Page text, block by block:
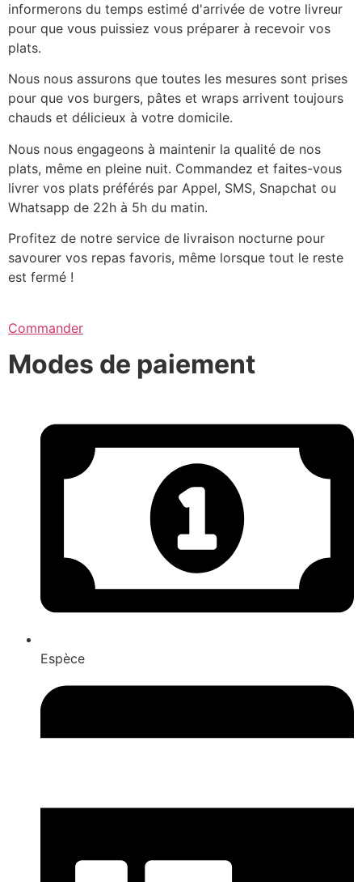
informerons du temps estimé d'arrivée de votre livreur
pour que vous puissiez vous préparer à recevoir vos
plats.
Nous nous assurons que toutes les mesures sont prises
pour que vos burgers, pâtes et wraps arrivent toujours
chauds et délicieux à votre domicile.
Nous nous engageons à maintenir la qualité de nos
plats, même en pleine nuit. Commandez et faites-vous
livrer vos plats préférés par Appel, SMS, Snapchat ou
Whatsapp de 22h à 5h du matin.
Profitez de notre service de livraison nocturne pour
savourer vos repas favoris, même lorsque tout le reste
est fermé !
Commander
Modes de paiement
Espèce